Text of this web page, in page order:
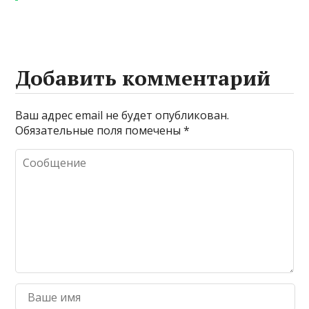
Добавить комментарий
Ваш адрес email не будет опубликован.
Обязательные поля помечены*